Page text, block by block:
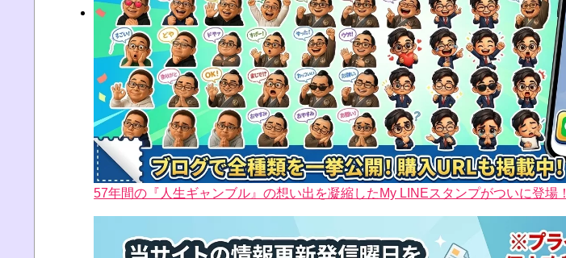
57年間の『人生ギャンブル』の想い出を凝縮したMy LINEスタンプがついに登場！